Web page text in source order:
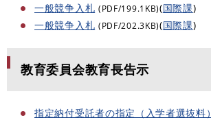
一般競争入札 (PDF/199.1KB)(国際課)
一般競争入札 (PDF/202.3KB)(国際課)
教育委員会教育長告示
指定納付受託者の指定（入学者選抜料）